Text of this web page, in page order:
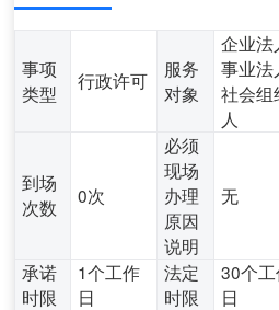
事项
类型
行政许可
服务
对象
企业法
事业法
社会组
人
到场
次数
0次
必须
现场
办理
原因
说明
无
承诺
时限
1个工作
日
法定
时限
30个
日